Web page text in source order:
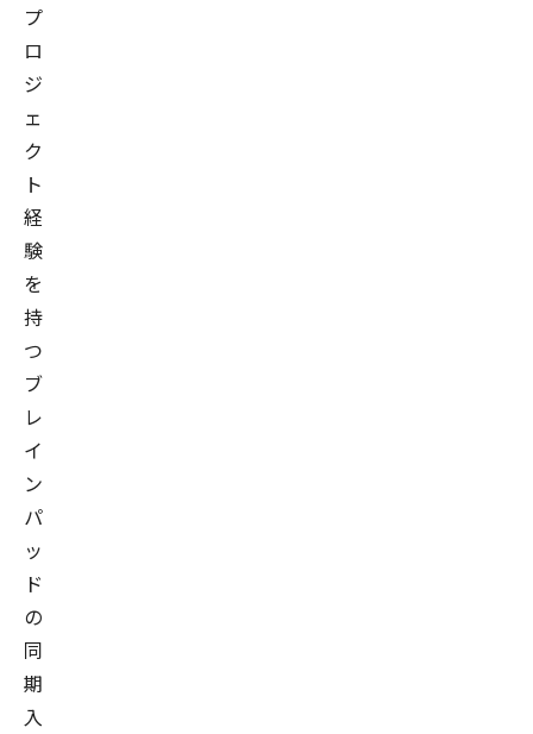
プ
ロ
ジ
ェ
ク
ト
経
験
を
持
つ
ブ
レ
イ
ン
パ
ッ
ド
の
同
期
入